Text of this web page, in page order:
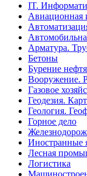
IT.
Авиационная
Арматура.
Бетоны
Бурение
Вооружение.
Газовое
Геодезия.
Геология.
Горное дело
Иностранные
Лесная
Логистика